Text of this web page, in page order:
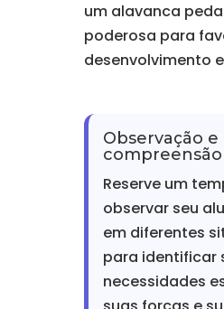
um alavanca
poderosa para
desenvolvimento
Observação e
compreensão
Reserve um
observar seu
em diferentes
para identificar
necessidades